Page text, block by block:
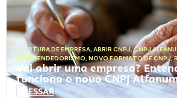
ABERTURA DE EMPRESA, ABRIR CNPJ,CNPJ
EMPREENDEDORISMO, NOVO FORMATO DE CNPJ,
Vai abrir uma empresa?
funciona o novo CNPJ
ACESSAR